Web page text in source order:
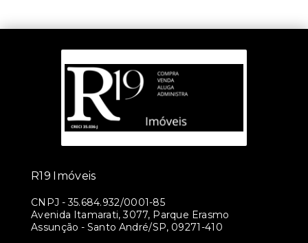
R19 Imóveis
CNPJ -35.684.932/0001-85
Avenida Itamarati, 3077, Parque Erasmo
Assunção - Santo André/SP, 09271-410